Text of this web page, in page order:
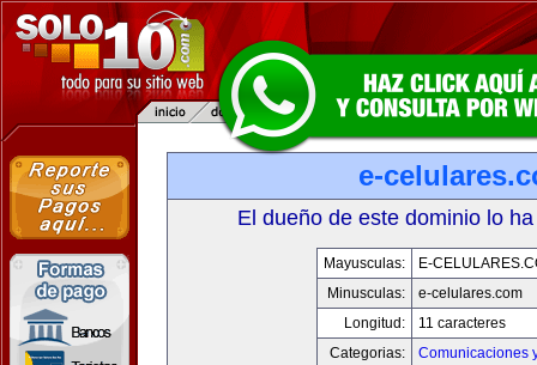
e-
El dueño de este dominio lo
Mayusculas:
E-
Minusculas:
e-celulares.com
Longitud:
11 caracteres
Categorias:
Comunicaciones